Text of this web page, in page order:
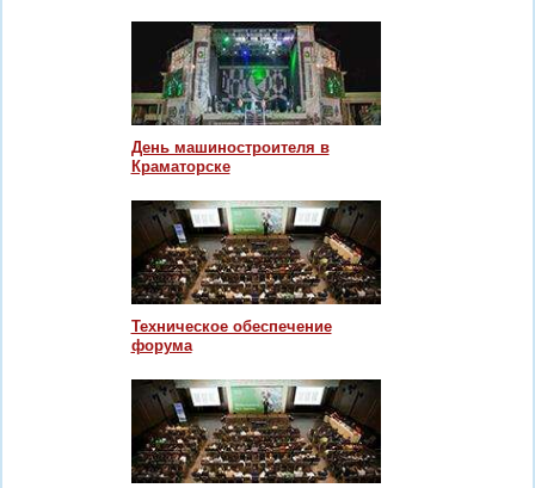
День машиностроителя в
Краматорске
Техническое обеспечение
форума